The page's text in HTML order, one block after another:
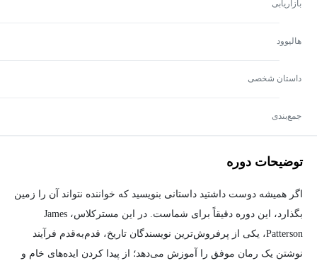
بازاریابی
هالیوود
داستان شخصی
جمع‌بندی
توضیحات دوره
اگر همیشه دوست داشتید داستانی بنویسید که خواننده نتواند آن را زمین
بگذارد، این دوره دقیقاً برای شماست. در این مسترکلاس، James
Patterson، یکی از پرفروش‌ترین نویسندگان تاریخ، قدم‌به‌قدم فرآیند
نوشتن یک رمان موفق را آموزش می‌دهد؛ از پیدا کردن ایده‌های خام و